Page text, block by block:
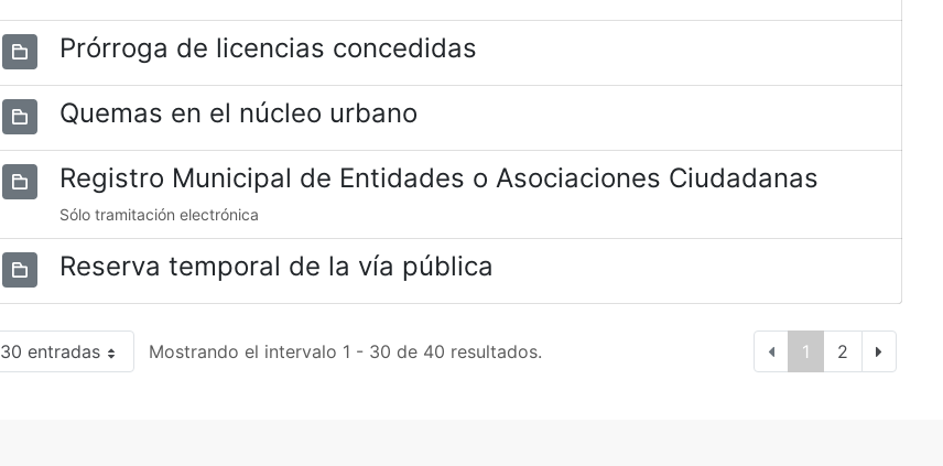
Prórroga de licencias concedidas
Quemas en el núcleo urbano
Registro Municipal de Entidades o Asociaciones Ciudadanas
Sólo tramitación electrónica
Reserva temporal de la vía pública
30 entradas Mostrando el intervalo 1 - 30 de 40 resultados. 1 2